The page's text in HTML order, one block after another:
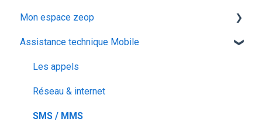
Offres et Options
Programmes et chaines
Mon abonnement
configuration android
utiliser la messagerie vocale
configuration activation sim
voyager
recuperation achat vod est
audiodescription aveugle malvoyant
ocs go
Mon espace zeop
Carte SIM
Déménagement
Mes Cadeaux
Assistance technique Mobile
Les appels
Réseau & internet
SMS / MMS